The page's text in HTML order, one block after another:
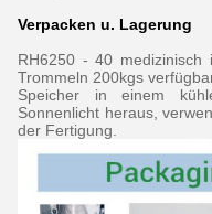
Verpacken u. Lagerung
RH6250 - 40
Trommeln 200kgs
Speicher in einem
Sonnenlicht heraus,
der Fertigung.